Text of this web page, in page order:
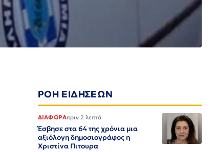
ΡΟΗ ΕΙΔΗΣΕΩΝ
ΔΙΑΦΟΡΑπριν 2 λεπτά
Έσβησε στα 64 της χρόνια μια
αξιόλογη δημοσιογράφος η
Χριστίνα Πιτουρα